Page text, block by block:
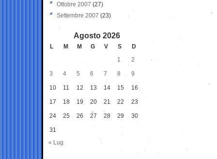
Ottobre 2007 (27)
Settembre 2007 (23)
Agosto 2026
L M M G V S
D
1
2
3 4 5 6 7 8 9
10 11 12 13 14 15 16
17 18 19 20 21 22 23
24 25 26 27 28 29 30
31
« Lug